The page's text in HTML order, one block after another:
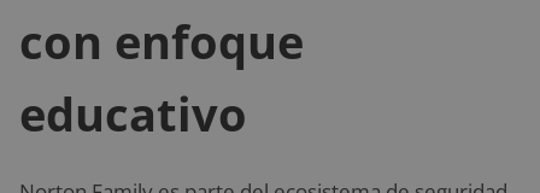
con enfoque
educativo